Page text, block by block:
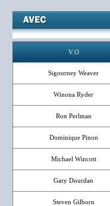
V.O
Sigourney Weaver
Winona Ryder
Ron Perlman
Dominique Pinon
Michael Wincott
Gary Dourdan
Steven Gilborn